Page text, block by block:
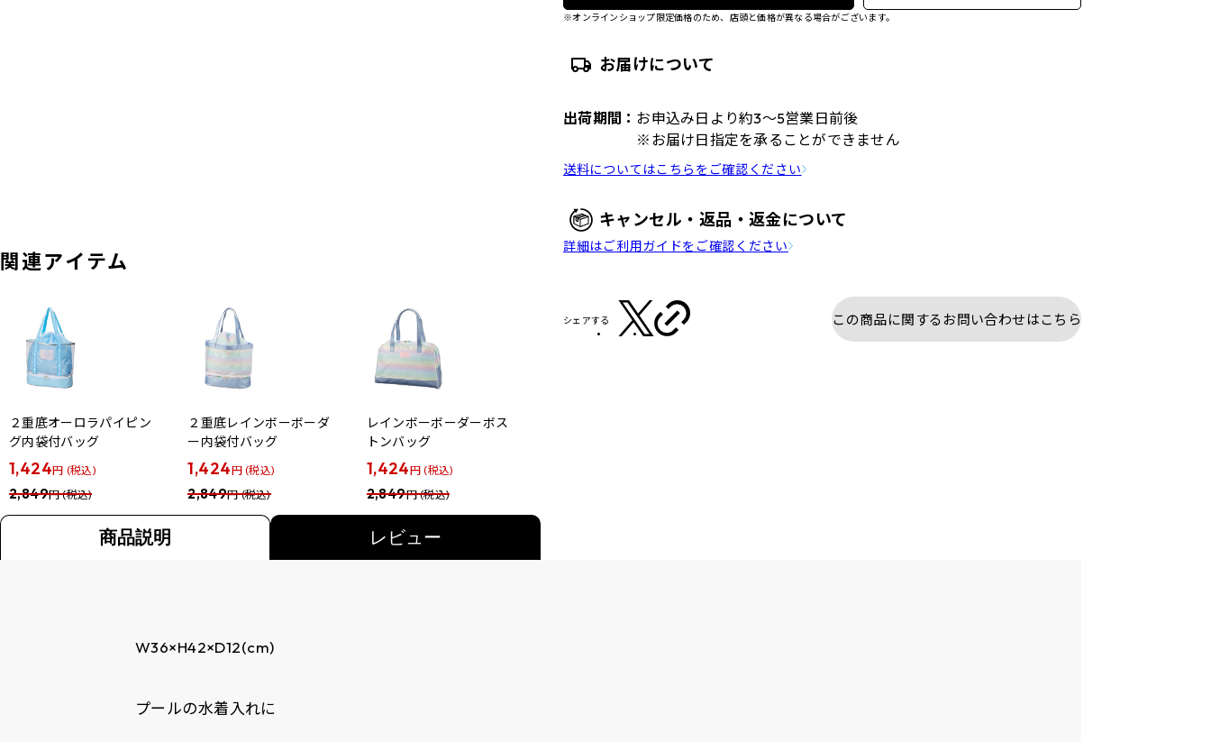
関連アイテム
２重底オーロラパイピン
グ内袋付バッグ
1,424円 (税込)
2,849円 (税込)
２重底レインボーボーダ
ー内袋付バッグ
1,424円 (税込)
2,849円 (税込)
レインボーボーダーボス
トンバッグ
1,424円 (税込)
2,849円 (税込)
※オンラインショップ限定価格のため、店頭と価格が異なる場合がございます。
お届けについて
出荷期間： お申込み日より約3～5営業日前後
※お届け日指定を承ることができません
送料についてはこちらをご確認ください
キャンセル・返品・返金について
詳細はご利用ガイドをご確認ください
シェアする この商品に関するお問い合わせはこちら
商品説明 レビュー
W36×H42×D12(cm)
プールの水着入れに